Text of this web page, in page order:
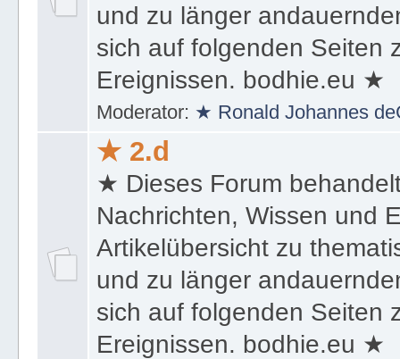
und zu länger
sich auf folgenden Seiten
Ereignissen. bodhie.eu ★
Moderator: ★ Ronald Johannes
★ 2.d
★ Dieses Forum
Nachrichten, Wissen und
Artikelübersicht zu
und zu länger
sich auf folgenden Seiten
Ereignissen. bodhie.eu ★